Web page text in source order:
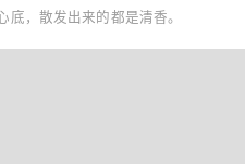
底，散发出来的都是清香。